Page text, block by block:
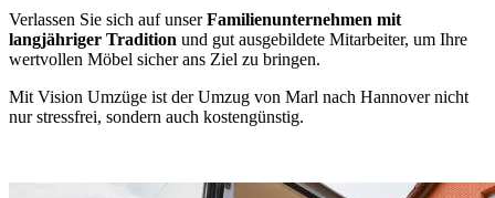
Verlassen Sie sich auf unserFamilienunternehmen mit
langjähriger Tradition und gut ausgebildete Mitarbeiter, um Ihre
wertvollen Möbel sicher ans Ziel zu bringen.
Mit Vision Umzüge ist der Umzug von Marl nach Hannover nicht
nur stressfrei, sondern auch kostengünstig.